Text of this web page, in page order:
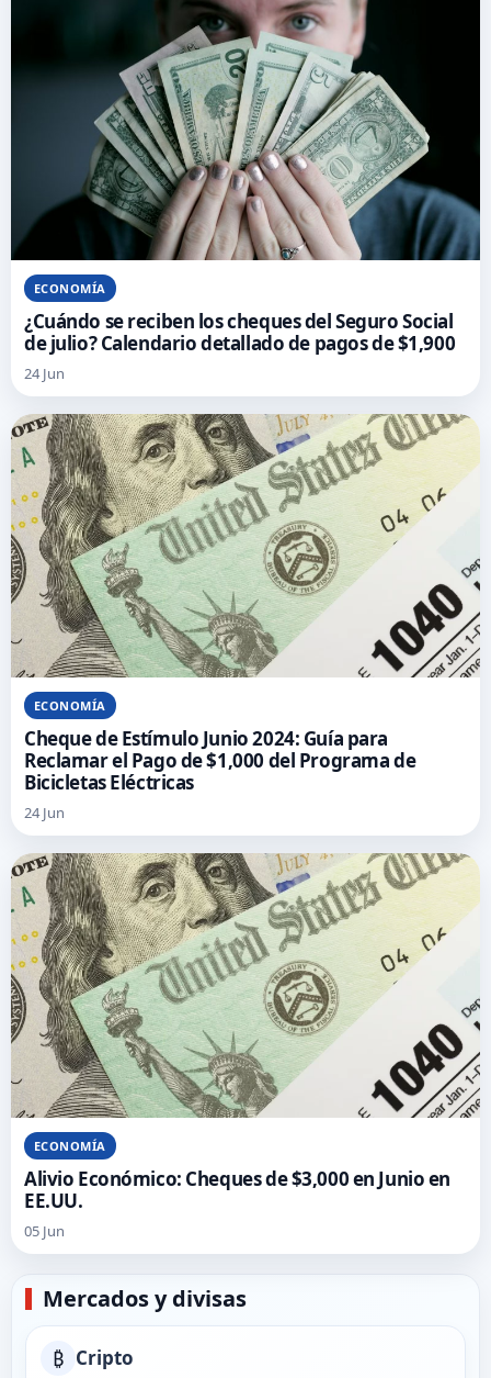
ECONOMÍA
¿Cuándo se reciben los cheques del Seguro Social
de julio? Calendario detallado de pagos de $1,900
24 Jun
ECONOMÍA
Cheque de Estímulo Junio 2024: Guía para
Reclamar el Pago de $1,000 del Programa de
Bicicletas Eléctricas
24 Jun
ECONOMÍA
Alivio Económico: Cheques de $3,000 en Junio en
EE.UU.
05 Jun
Mercados y divisas
₿ Cripto